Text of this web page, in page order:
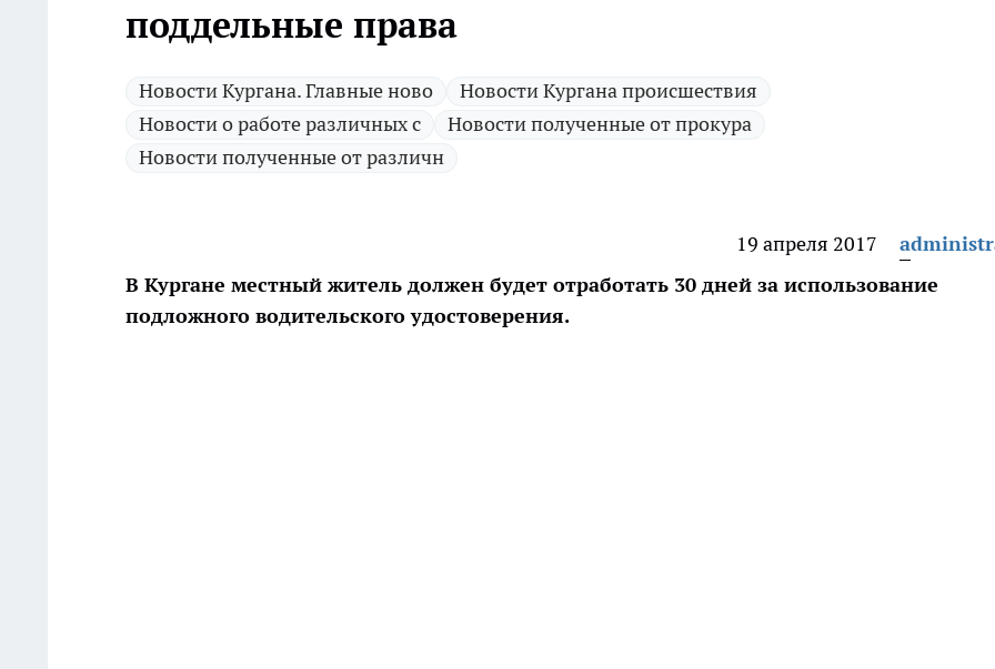
поддельные права
Новости Кургана. Главные ново
Новости Кургана происшествия
Новости о работе различных с
Новости полученные от прокура
Новости полученные от различн
19 апреля 2017
В Кургане местный житель должен будет отработать 30 дней за использование
подложного водительского удостоверения.